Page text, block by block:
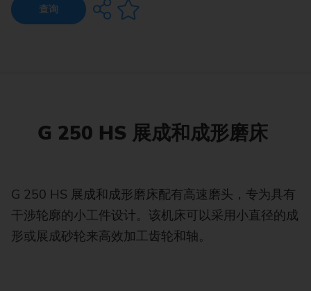
查询
G 250 HS 展成和成形磨床
G 250 HS 展成和成形磨床配有高速磨头，专为具有
干涉轮廓的小工件设计。该机床可以采用小直径的成
形或展成砂轮来高效加工齿轮和轴。